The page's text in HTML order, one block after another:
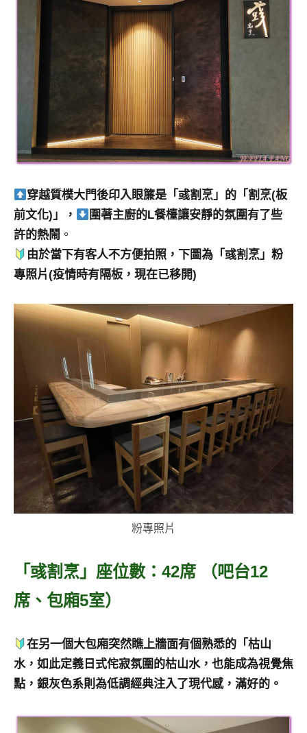
穿越質樸大門後印入眼簾是「彧割烹」的「割烹(板
前文化)」，
圍著主廚的L餐檯讓安靜的氛圍有了些
許的熱鬧 。
由於當下有客人不方便拍照，下圖為「彧割烹」粉
專照片(疫情時有隔板，現在已移開)
粉專照片
「彧割烹」座位數：42席 （吧台12
席、包廂5室）
在另一個大包廂突然瞧上牆面有個熟悉的「枯山
水，如此定義日式侘寂氛圍的枯山水，也能成為視覺焦
點，銀灰色系則為低調經典注入了現代感，滿好的。